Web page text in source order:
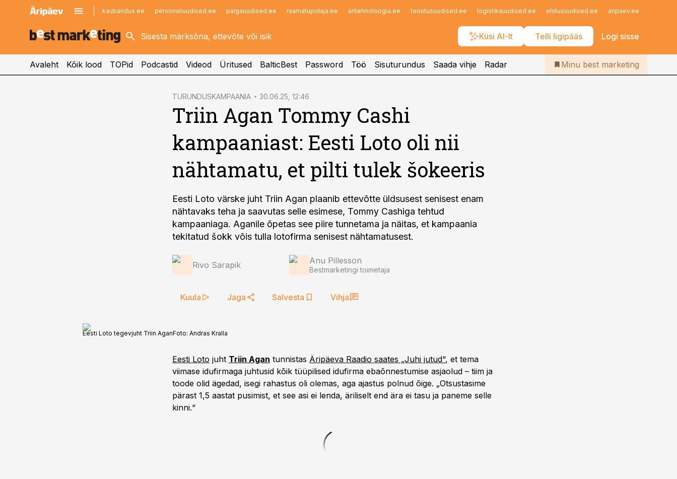
kaubandus.ee personaliuudised.ee palgauudised.ee raamatupidaja.ee aritehnoloogia.ee toostusuudised.ee logistikauudised.ee ehitusuudised.ee aripaev.ee
Küsi AI-lt Telli ligipääs Logi sisse
kinnisvarauudised.ee
logistikauudised.ee
imelineajalugu.ee
Infopank
Iseteenindus
Telli Bestmarketing
Avaleht Kõik lood TOPid Podcastid Videod Üritused BalticBest Password Töö Sisuturundus Saada vihje Radar Minu best marketing
TURUNDUSKAMPAANIA 30.06.25, 12:46
Triin Agan Tommy Cashi
kampaaniast: Eesti Loto oli nii
nähtamatu, et pilti tulek šokeeris
Eesti Loto värske juht Triin Agan plaanib ettevõtte üldsusest senisest enam
nähtavaks teha ja saavutas selle esimese, Tommy Cashiga tehtud
kampaaniaga. Aganile õpetas see piire tunnetama ja näitas, et kampaania
tekitatud šokk võis tulla lotofirma senisest nähtamatusest.
Rivo Sarapik Anu Pillesson
Bestmarketingi toimetaja
Kuula Jaga Salvesta Vihja
Eesti Loto tegevjuht Triin AganFoto: Andras Kralla
Eesti Loto juht Triin Agan tunnistas Äripäeva Raadio saates „Juhi jutud“, et tema
viimase idufirmaga juhtusid kõik tüüpilised idufirma ebaõnnestumise asjaolud – tiim ja
toode olid ägedad, isegi rahastus oli olemas, aga ajastus polnud õige. „Otsustasime
pärast 1,5 aastat pusimist, et see asi ei lenda, äriliselt end ära ei tasu ja paneme selle
kinni.“